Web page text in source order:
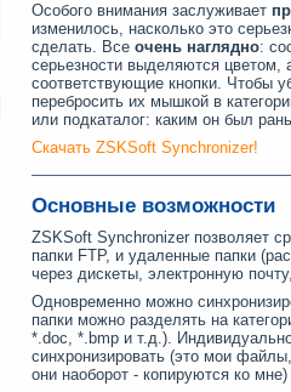
Особого внимания заслуживает
изменилось, насколько это
сделать. Все очень наглядно:
серьезности выделяются цветом,
соответствующие кнопки. Чтобы
перебросить их мышкой в
или подкаталог: каким он был
Скачать ZSKSoft Synchronizer!
Основные возможности
ZSKSoft Synchronizer позволяет
папки FTP, и удаленные папки
через дискеты, электронную
Одновременно можно
папки можно разделять на
*.doc, *.bmp и т.д.).
синхронизировать (это мои
они наоборот - копируются ко